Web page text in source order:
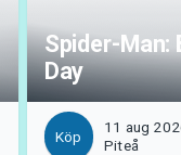
Spider-Man:
Day
Köp
11 aug
Piteå